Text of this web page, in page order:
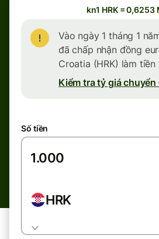
kn1 HRK = 0,6253
Vào ngày 1 tháng 1
đã chấp nhận đồng
Croatia (HRK) làm
Kiểm tra tỷ giá chuyển
Số tiền
HRK